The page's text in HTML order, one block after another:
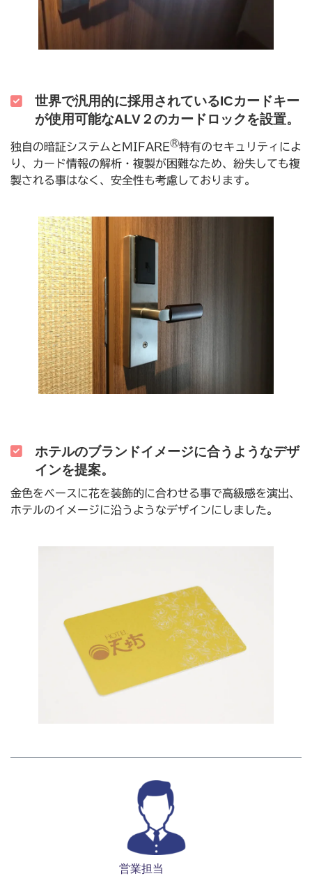
世界で汎用的に採用されているICカードキー
が使用可能なALV２のカードロックを設置。
独自の暗証システムとMIFARE®特有のセキュリティによ
り、カード情報の解析・複製が困難なため、紛失しても複
製される事はなく、安全性も考慮しております。
ホテルのブランドイメージに合うようなデザ
インを提案。
金色をベースに花を装飾的に合わせる事で高級感を演出、
ホテルのイメージに沿うようなデザインにしました。
営業担当